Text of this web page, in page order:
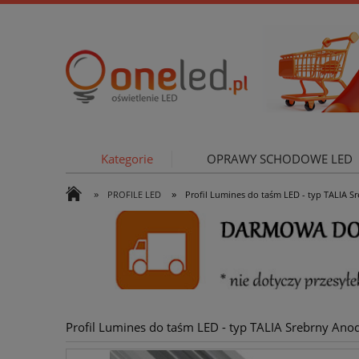
Kategorie OPRAWY SCHODOWE LED
» PROFILE LED » Profil Lumines do taśm LED - typ TALIA
Profil Lumines do taśm LED - typ TALIA Srebrny